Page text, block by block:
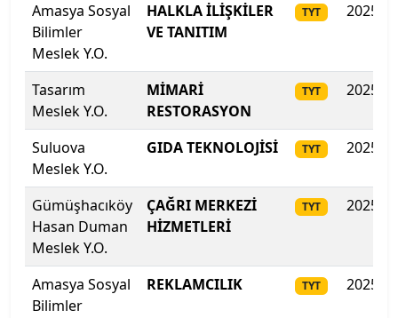
MEF Üniversitesi
Mimar Sinan Güzel Sanatlar Üniversitesi
Mudanya Üniversitesi
Muğla Sıtkı Koçman Üniversitesi
Munzur Üniversitesi
Muş Alparslan Üniversitesi
Amasya Sosyal
Bilimler
Meslek Y.O.
HALKLA İLİŞKİLER
VE TANITIM
TYT 2025
Tasarım
Meslek Y.O.
MİMARİ
RESTORASYON
TYT 2025
Suluova
Meslek Y.O.
GIDA TEKNOLOJİSİ TYT 2025
Gümüşhacıköy
Hasan Duman
Meslek Y.O.
ÇAĞRI MERKEZİ
HİZMETLERİ
TYT 2025
Amasya Sosyal
Bilimler
REKLAMCILIK TYT 2025